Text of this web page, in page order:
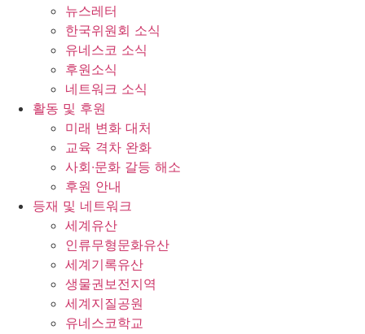
뉴스레터
한국위원회 소식
유네스코 소식
후원소식
네트워크 소식
활동 및 후원
미래 변화 대처
교육 격차 완화
사회∙문화 갈등 해소
후원 안내
등재 및 네트워크
세계유산
인류무형문화유산
세계기록유산
생물권보전지역
세계지질공원
유네스코학교